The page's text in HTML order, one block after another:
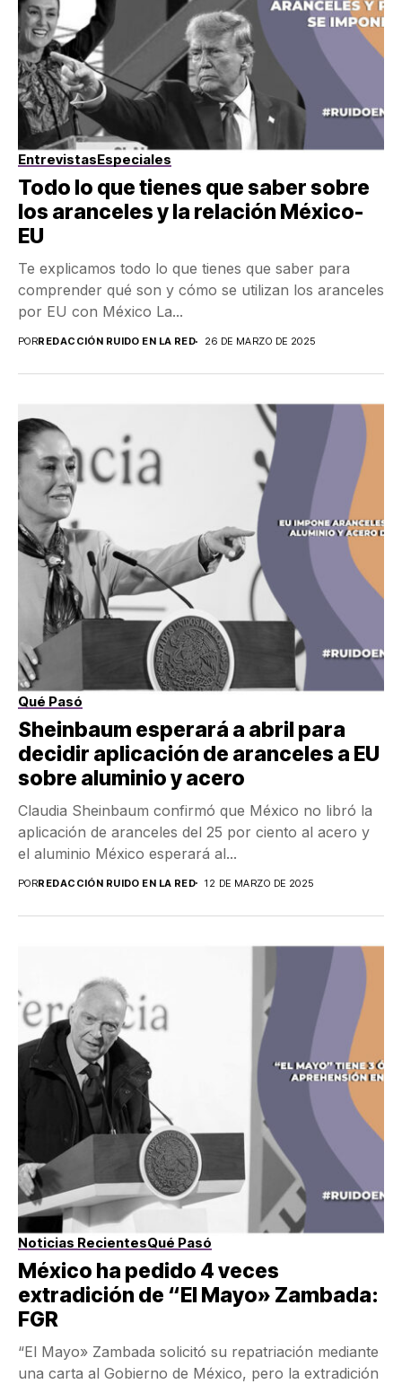
EntrevistasEspeciales
Todo lo que tienes que saber sobre
los aranceles y la relación México-
EU
Te explicamos todo lo que tienes que saber para
comprender qué son y cómo se utilizan los aranceles
por EU con México La...
PORREDACCIÓN RUIDO EN LA RED 26 DE MARZO DE 2025
Qué Pasó
Sheinbaum esperará a abril para
decidir aplicación de aranceles a EU
sobre aluminio y acero
Claudia Sheinbaum confirmó que México no libró la
aplicación de aranceles del 25 por ciento al acero y
el aluminio México esperará al...
PORREDACCIÓN RUIDO EN LA RED 12 DE MARZO DE 2025
Noticias RecientesQué Pasó
México ha pedido 4 veces
extradición de “El Mayo» Zambada:
FGR
“El Mayo» Zambada solicitó su repatriación mediante
una carta al Gobierno de México, pero la extradición